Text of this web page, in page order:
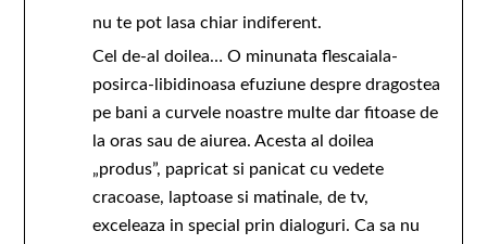
nu te pot lasa chiar indiferent.
Cel de-al doilea… O minunata flescaiala-
posirca-libidinoasa efuziune despre dragostea
pe bani a curvele noastre multe dar fitoase de
la oras sau de aiurea. Acesta al doilea
„produs”, papricat si panicat cu vedete
cracoase, laptoase si matinale, de tv,
exceleaza in special prin dialoguri. Ca sa nu